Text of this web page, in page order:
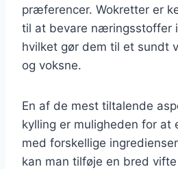
præferencer. Wokretter er
til at bevare næringsstoffer
hvilket gør dem til et sundt
og voksne.
En af de mest tiltalende
kylling er muligheden for at
med forskellige
kan man tilføje en bred